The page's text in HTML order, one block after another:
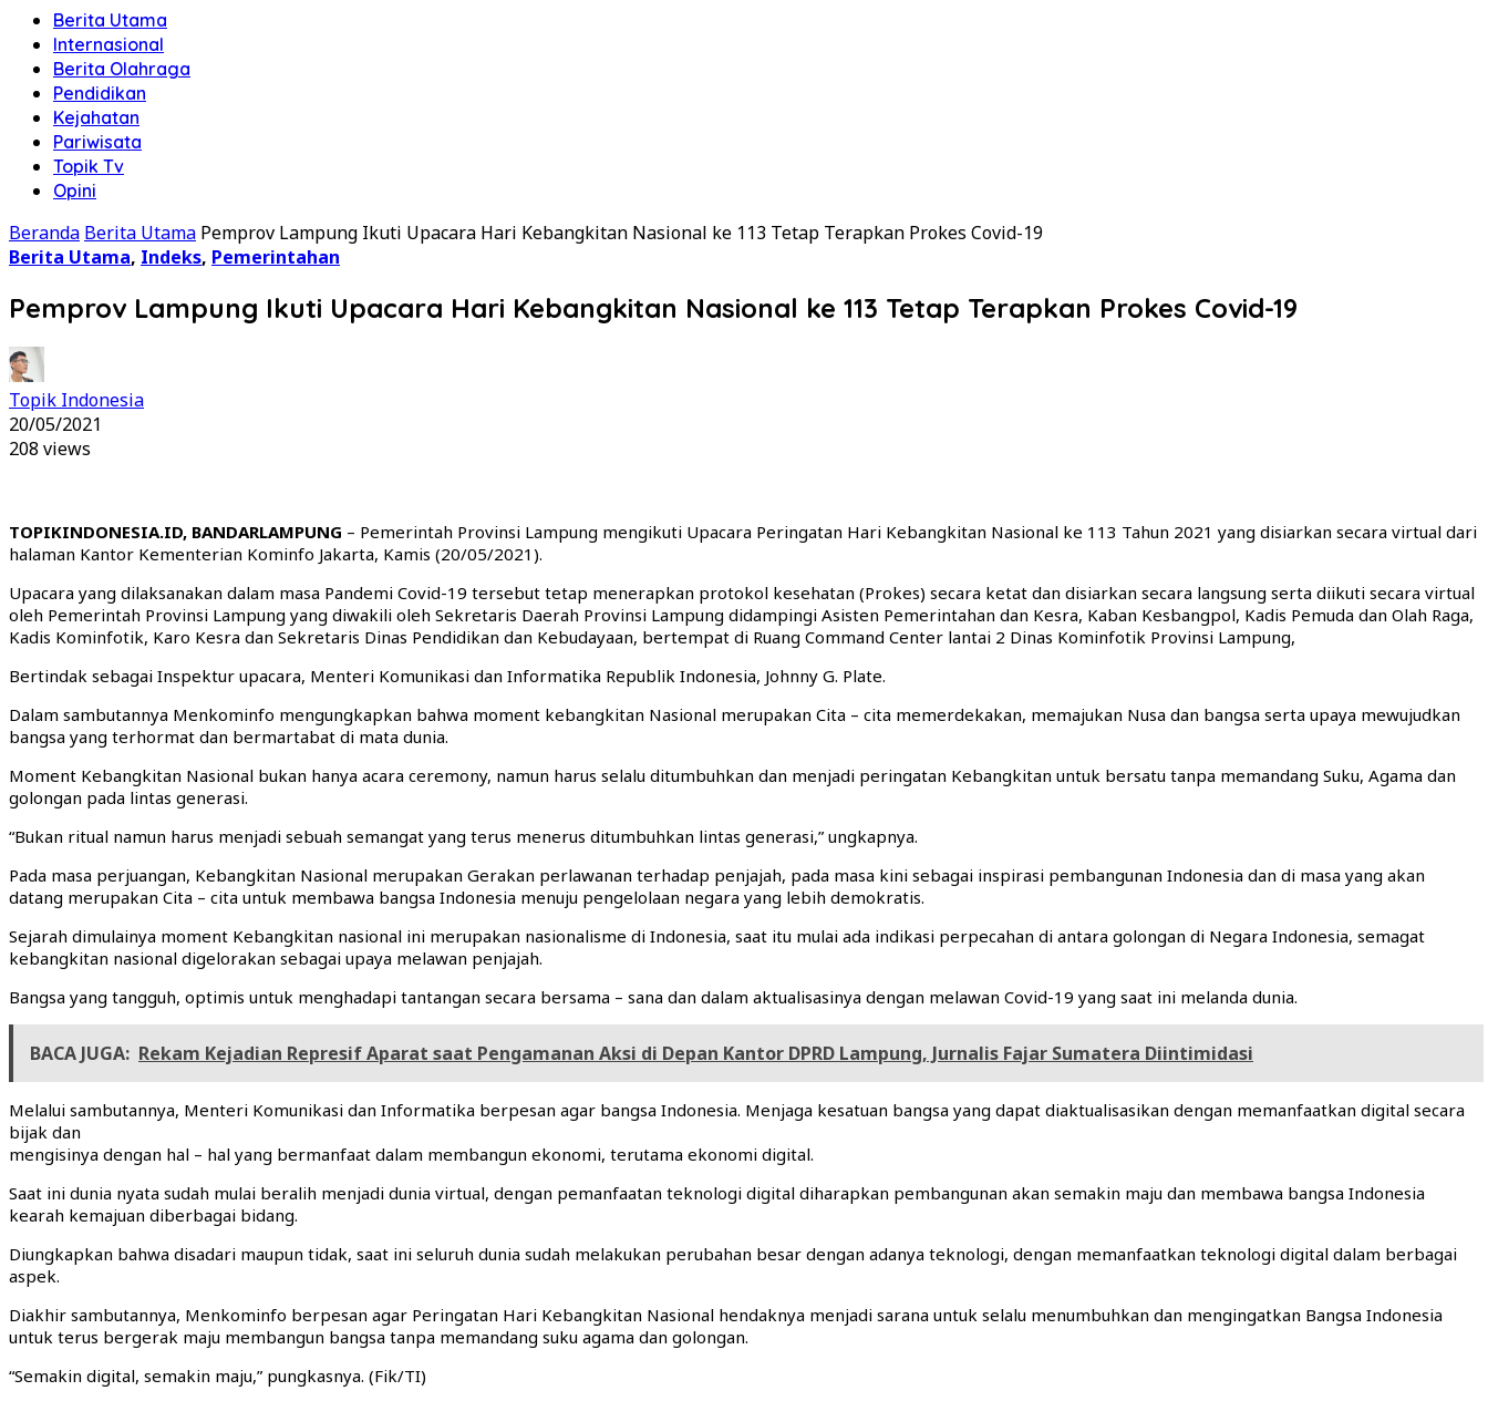
Berita Utama
Internasional
Berita Olahraga
Pendidikan
Kejahatan
Pariwisata
Topik Tv
Opini
Beranda Berita Utama Pemprov Lampung Ikuti Upacara Hari Kebangkitan Nasional ke 113 Tetap Terapkan Prokes Covid-19
Berita Utama, Indeks, Pemerintahan
Pemprov Lampung Ikuti Upacara Hari Kebangkitan Nasional ke 113 Tetap Terapkan Prokes Covid-19
Topik Indonesia
20/05/2021
208 views
TOPIKINDONESIA.ID, BANDARLAMPUNG – Pemerintah Provinsi Lampung mengikuti Upacara Peringatan Hari Kebangkitan Nasional ke 113 Tahun 2021 yang disiarkan secara virtual dari
halaman Kantor Kementerian Kominfo Jakarta, Kamis (20/05/2021).
Upacara yang dilaksanakan dalam masa Pandemi Covid-19 tersebut tetap menerapkan protokol kesehatan (Prokes) secara ketat dan disiarkan secara langsung serta diikuti secara virtual
oleh Pemerintah Provinsi Lampung yang diwakili oleh Sekretaris Daerah Provinsi Lampung didampingi Asisten Pemerintahan dan Kesra, Kaban Kesbangpol, Kadis Pemuda dan Olah Raga,
Kadis Kominfotik, Karo Kesra dan Sekretaris Dinas Pendidikan dan Kebudayaan, bertempat di Ruang Command Center lantai 2 Dinas Kominfotik Provinsi Lampung,
Bertindak sebagai Inspektur upacara, Menteri Komunikasi dan Informatika Republik Indonesia, Johnny G. Plate.
Dalam sambutannya Menkominfo mengungkapkan bahwa moment kebangkitan Nasional merupakan Cita – cita memerdekakan, memajukan Nusa dan bangsa serta upaya mewujudkan
bangsa yang terhormat dan bermartabat di mata dunia.
Moment Kebangkitan Nasional bukan hanya acara ceremony, namun harus selalu ditumbuhkan dan menjadi peringatan Kebangkitan untuk bersatu tanpa memandang Suku, Agama dan
golongan pada lintas generasi.
“Bukan ritual namun harus menjadi sebuah semangat yang terus menerus ditumbuhkan lintas generasi,” ungkapnya.
Pada masa perjuangan, Kebangkitan Nasional merupakan Gerakan perlawanan terhadap penjajah, pada masa kini sebagai inspirasi pembangunan Indonesia dan di masa yang akan
datang merupakan Cita – cita untuk membawa bangsa Indonesia menuju pengelolaan negara yang lebih demokratis.
Sejarah dimulainya moment Kebangkitan nasional ini merupakan nasionalisme di Indonesia, saat itu mulai ada indikasi perpecahan di antara golongan di Negara Indonesia, semagat
kebangkitan nasional digelorakan sebagai upaya melawan penjajah.
Bangsa yang tangguh, optimis untuk menghadapi tantangan secara bersama – sana dan dalam aktualisasinya dengan melawan Covid-19 yang saat ini melanda dunia.
BACA JUGA: Rekam Kejadian Represif Aparat saat Pengamanan Aksi di Depan Kantor DPRD Lampung, Jurnalis Fajar Sumatera Diintimidasi
Melalui sambutannya, Menteri Komunikasi dan Informatika berpesan agar bangsa Indonesia. Menjaga kesatuan bangsa yang dapat diaktualisasikan dengan memanfaatkan digital secara
bijak dan
mengisinya dengan hal – hal yang bermanfaat dalam membangun ekonomi, terutama ekonomi digital.
Saat ini dunia nyata sudah mulai beralih menjadi dunia virtual, dengan pemanfaatan teknologi digital diharapkan pembangunan akan semakin maju dan membawa bangsa Indonesia
kearah kemajuan diberbagai bidang.
Diungkapkan bahwa disadari maupun tidak, saat ini seluruh dunia sudah melakukan perubahan besar dengan adanya teknologi, dengan memanfaatkan teknologi digital dalam berbagai
aspek.
Diakhir sambutannya, Menkominfo berpesan agar Peringatan Hari Kebangkitan Nasional hendaknya menjadi sarana untuk selalu menumbuhkan dan mengingatkan Bangsa Indonesia
untuk terus bergerak maju membangun bangsa tanpa memandang suku agama dan golongan.
“Semakin digital, semakin maju,” pungkasnya. (Fik/TI)